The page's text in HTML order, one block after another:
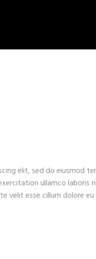
elit, sed do eiusmod
ullamco laboris
velit esse cillum dolore